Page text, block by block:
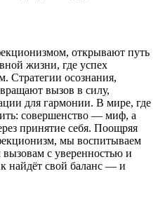
открывают путь
жизни, где успех
Стратегии осознания,
вызов в силу,
для гармонии. В мире, где
совершенство — миф, а
принятие себя. Поощряя
мы воспитываем
с уверенностью и
найдёт свой баланс — и